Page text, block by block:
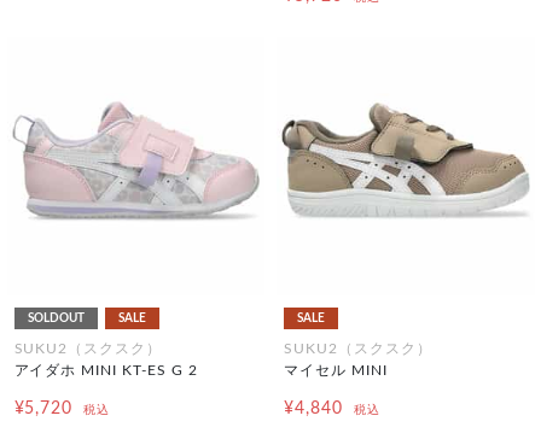
SOLDOUT SALE
SUKU2（スクスク）
アイダホ MINI KT-ES G 2
¥5,720 税込
SALE
SUKU2（スクスク）
マイセル MINI
¥4,840 税込